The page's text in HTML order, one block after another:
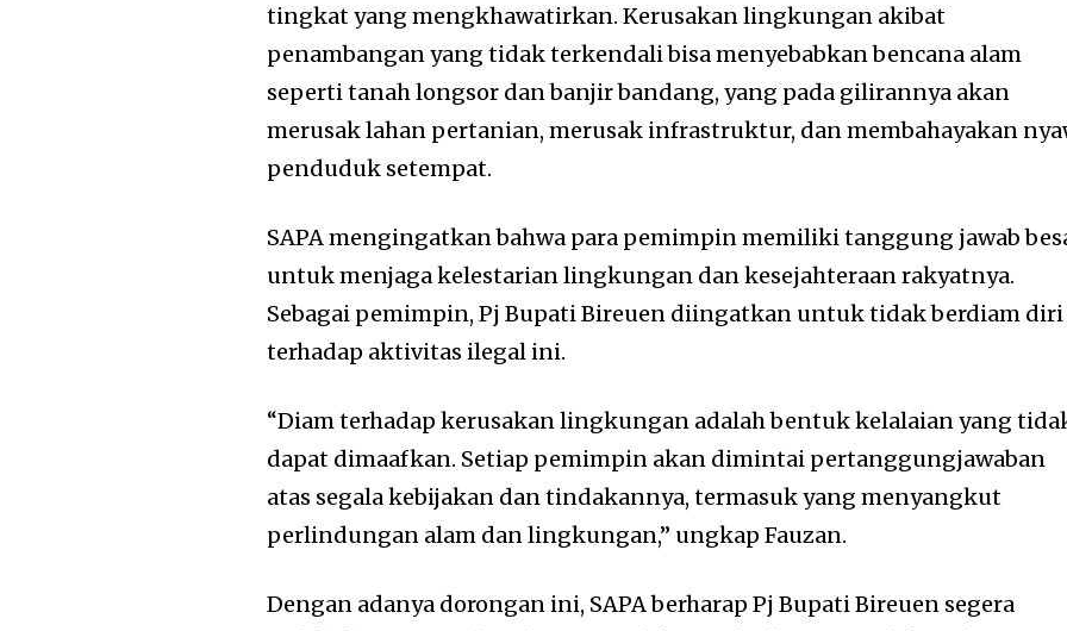
tingkat yang mengkhawatirkan. Kerusakan lingkungan akibat
penambangan yang tidak terkendali bisa menyebabkan bencana alam
seperti tanah longsor dan banjir bandang, yang pada gilirannya akan
merusak lahan pertanian, merusak infrastruktur, dan membahayakan
penduduk setempat.
SAPA mengingatkan bahwa para pemimpin memiliki tanggung jawab
untuk menjaga kelestarian lingkungan dan kesejahteraan rakyatnya.
Sebagai pemimpin, Pj Bupati Bireuen diingatkan untuk tidak berdiam diri
terhadap aktivitas ilegal ini.
“Diam terhadap kerusakan lingkungan adalah bentuk kelalaian yang
dapat dimaafkan. Setiap pemimpin akan dimintai pertanggungjawaban
atas segala kebijakan dan tindakannya, termasuk yang menyangkut
perlindungan alam dan lingkungan,” ungkap Fauzan.
Dengan adanya dorongan ini, SAPA berharap Pj Bupati Bireuen segera